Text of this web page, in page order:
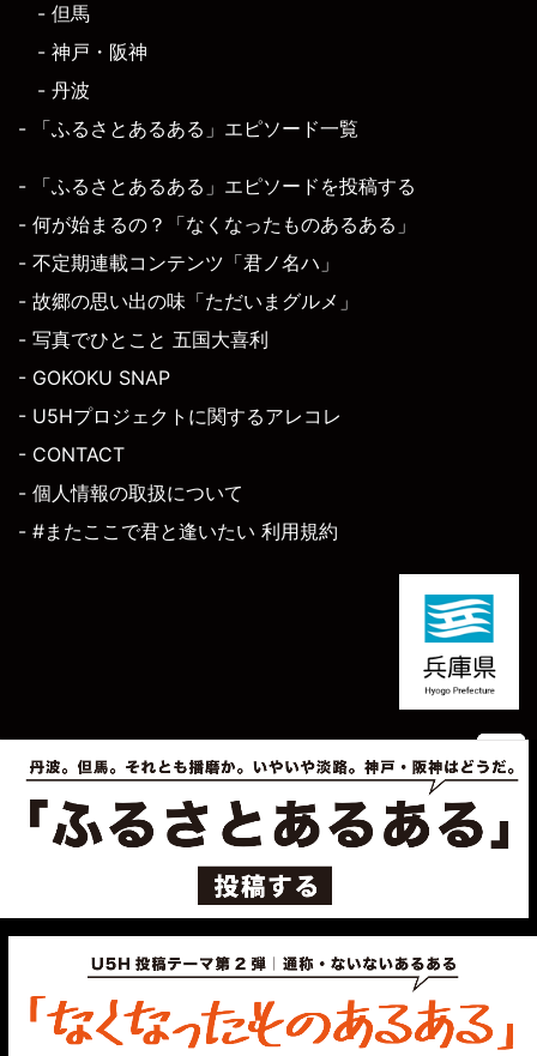
- 但馬
- 神戸・阪神
- 丹波
- 「ふるさとあるある」エピソード一覧
- 「ふるさとあるある」エピソードを投稿する
- 何が始まるの？「なくなったものあるある」
- 不定期連載コンテンツ「君ノ名ハ」
- 故郷の思い出の味「ただいまグルメ」
- 写真でひとこと 五国大喜利
- GOKOKU SNAP
- U5Hプロジェクトに関するアレコレ
- CONTACT
- 個人情報の取扱について
- #またここで君と逢いたい 利用規約